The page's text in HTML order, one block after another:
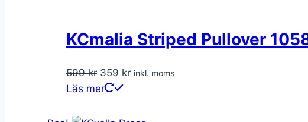
KCmalia Striped Pullover
599kr Det
ursprungliga
359 krDet
inkl. moms
Läs mer